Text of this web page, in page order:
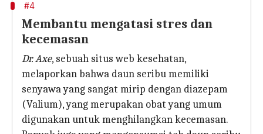
#4
Membantu mengatasi stres dan
kecemasan
Dr. Axe, sebuah situs web kesehatan,
melaporkan bahwa daun seribu memiliki
senyawa yang sangat mirip dengan diazepam
(Valium), yang merupakan obat yang umum
digunakan untuk menghilangkan kecemasan.